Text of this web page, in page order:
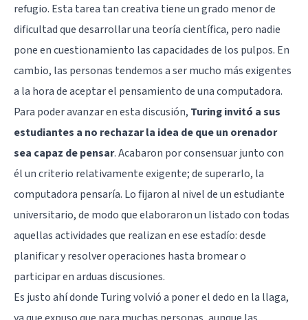
refugio. Esta tarea tan creativa tiene un grado menor de
dificultad que desarrollar una teoría científica, pero nadie
pone en cuestionamiento las capacidades de los pulpos. En
cambio, las personas tendemos a ser mucho más exigentes
a la hora de aceptar el pensamiento de una computadora.
Para poder avanzar en esta discusión, Turing invitó a sus
estudiantes a no rechazar la idea de que un orenador
sea capaz de pensar. Acabaron por consensuar junto con
él un criterio relativamente exigente; de superarlo, la
computadora pensaría. Lo fijaron al nivel de un estudiante
universitario, de modo que elaboraron un listado con todas
aquellas actividades que realizan en ese estadío: desde
planificar y resolver operaciones hasta bromear o
participar en arduas discusiones.
Es justo ahí donde Turing volvió a poner el dedo en la llaga,